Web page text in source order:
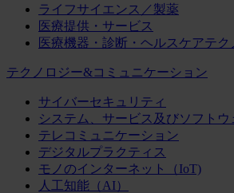
ライフサイエンス／製薬
医療提供・サービス
医療機器・診断・ヘルスケアテク
テクノロジー&コミュニケーション
サイバーセキュリティ
システム、サービス及びソフトウ
テレコミュニケーション
デジタルプラクティス
モノのインターネット（IoT)
人工知能（AI）